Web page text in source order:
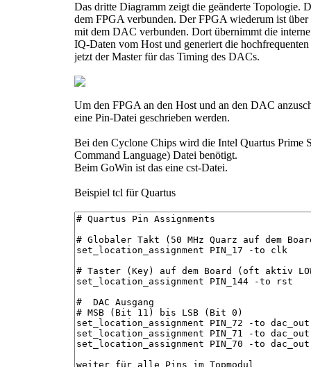
Das dritte Diagramm zeigt die geänderte Topologie.
dem FPGA verbunden. Der FPGA wiederum ist über
mit dem DAC verbunden. Dort übernimmt die
IQ-Daten vom Host und generiert die
jetzt der Master für das Timing des DACs.
Um den FPGA an den Host und an den DAC
eine Pin-Datei geschrieben werden.
Bei den Cyclone Chips wird die Intel Quartus Prime
Command Language) Datei benötigt.
Beim GoWin ist das eine cst-Datei.
Beispiel tcl für Quartus